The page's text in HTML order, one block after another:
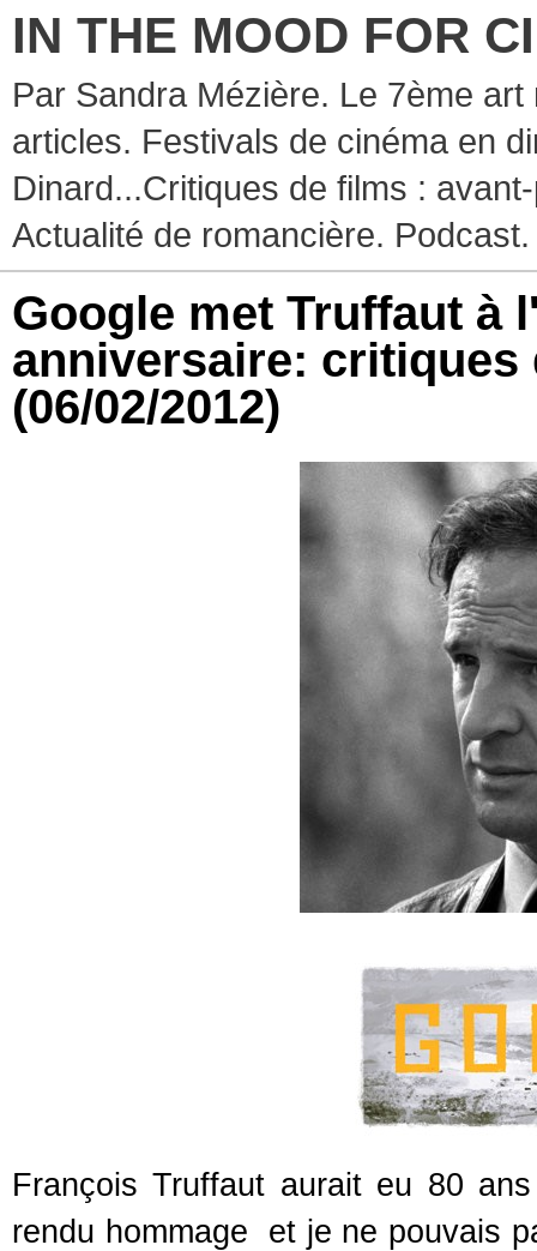
IN THE MOOD FOR
Par Sandra Mézière. Le 7ème
articles. Festivals de cinéma en
Dinard...Critiques de films :
Actualité de romancière. Podcast.
Google met Truffaut à
anniversaire: critiques
(06/02/2012)
François Truffaut aurait eu 80
rendu hommage et je ne pouvais